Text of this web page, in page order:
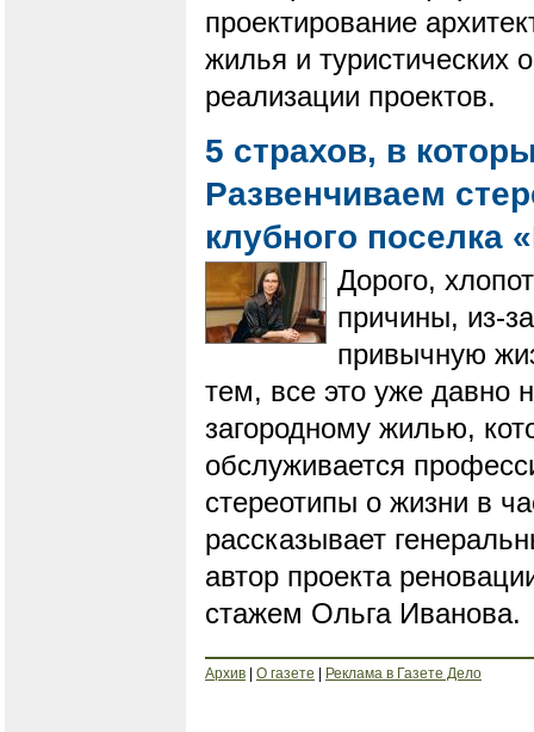
проектирование
жилья и туристических
реализации проектов.
5 страхов, в
Развенчиваем
клубного поселка
Дорого,
причины, из-
привычную
тем, все это уже давно
загородному жилью,
обслуживается
стереотипы о жизни в
рассказывает
автор проекта
стажем Ольга
Архив | О газете | Реклама в Газете Дело